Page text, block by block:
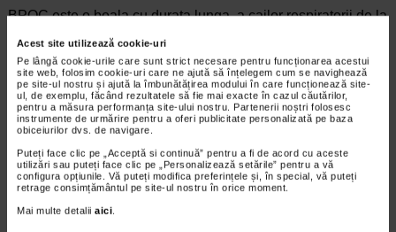
Acest site utilizează cookie-uri
Pe lângă cookie-urile care sunt strict necesare pentru funcționarea acestui
site web, folosim cookie-uri care ne ajută să înțelegem cum se navighează
pe site-ul nostru și ajută la îmbunătățirea modului în care funcționează site-
ul, de exemplu, făcând rezultatele să fie mai exacte în cazul căutărilor,
pentru a măsura performanța site-ului nostru. Partenerii noștri folosesc
instrumente de urmărire pentru a oferi publicitate personalizată pe baza
obiceiurilor dvs. de navigare.
Puteți face clic pe „Acceptă si continuă” pentru a fi de acord cu aceste
utilizări sau puteți face clic pe „Personalizează setările” pentru a vă
configura opțiunile. Vă puteți modifica preferințele și, în special, vă puteți
retrage consimțământul pe site-ul nostru în orice moment.
Mai multe detalii aici.
BPOC este o boala cu durata lunga, a cailor respiratorii de la
tigara.
Producator: ASTRA ZENECA
*Pentru pret te asteptam in cea mai apropiata farmacie Catena
ARTICOLE RECOMANDATE